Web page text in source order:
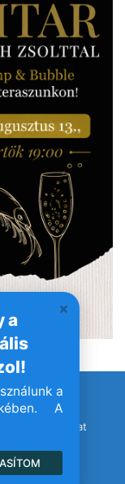
a
a
A
Médiaajánlat
TikTok